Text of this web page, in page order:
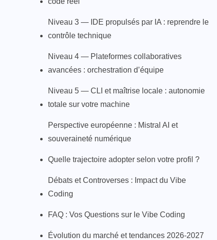
Niveau 3 — IDE propulsés par IA : reprendre le
contrôle technique
Niveau 4 — Plateformes collaboratives
avancées : orchestration d’équipe
Niveau 5 — CLI et maîtrise locale : autonomie
totale sur votre machine
Perspective européenne : Mistral AI et
souveraineté numérique
Quelle trajectoire adopter selon votre profil ?
Débats et Controverses : Impact du Vibe
Coding
FAQ : Vos Questions sur le Vibe Coding
Évolution du marché et tendances 2026-2027